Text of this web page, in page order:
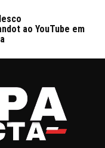
ao YouTube em